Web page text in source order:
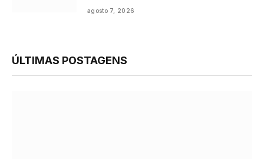
agosto 7, 2026
ÚLTIMAS POSTAGENS